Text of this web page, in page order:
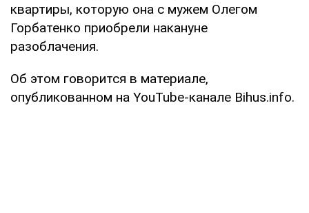
квартиры, которую она с мужем Олегом
Горбатенко приобрели накануне
разоблачения.
Об этом говорится в материале,
опубликованном на YouTube-канале Bihus.info.